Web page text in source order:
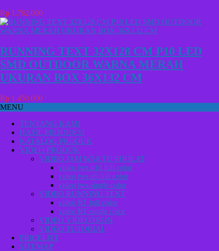
Rp 1.782.000
RUNNING TEXT 32X128 CM P10 LED
SMD OUTDOOR WARNA MERAH
UKURAN BOX 36X132 CM
Rp 1.450.000
MENU
TENTANG KAMI
HASIL PRODUKSI
KATALOG PRODUK
VIDEO PRODUK
VIDEO JAM WAKTU SHOLAT
video jws p10 full color
video jws p5 full color
video jws single color
VIDEO RUNNING TEXT
video RT full color
video RT single color
VIDEO VIDEOTRON
VIDEO TUTORIAL
PRICELIST
SITEMAP